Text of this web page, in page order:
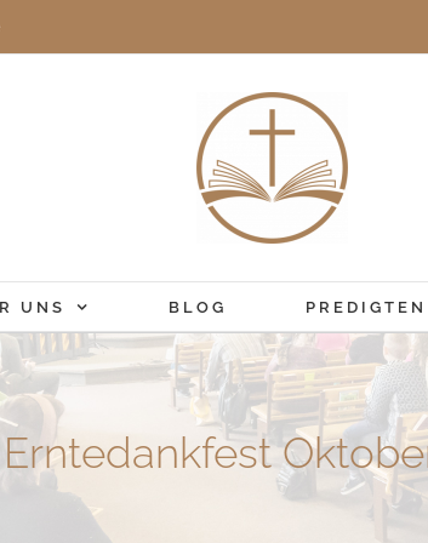
UNS BLOG PREDIGTEN
Erntedankfest